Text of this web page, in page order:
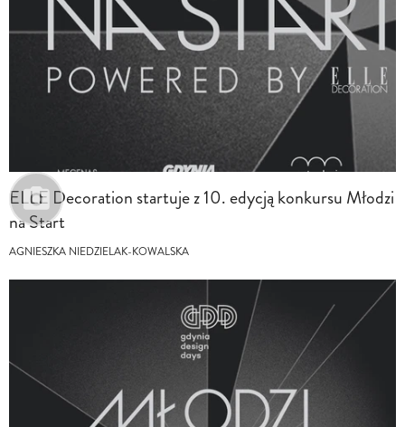
ELLE Decoration startuje z 10. edycją konkursu Młodzi
na Start
AGNIESZKA NIEDZIELAK-KOWALSKA